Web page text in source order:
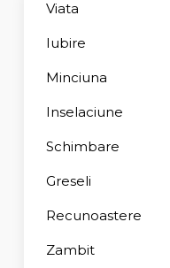
Viata
Iubire
Minciuna
Inselaciune
Schimbare
Greseli
Recunoastere
Zambit